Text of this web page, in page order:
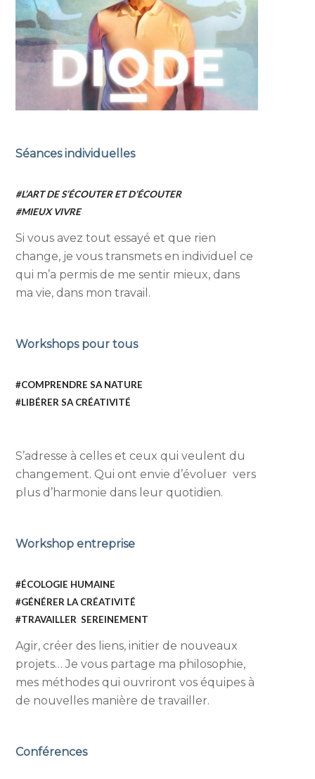
Séances individuelles
#L’ART DE S’ÉCOUTER ET D’ÉCOUTER
#MIEUX VIVRE
Si vous avez tout essayé et que rien
change, je vous transmets en individuel ce
qui m’a permis de me sentir mieux, dans
ma vie, dans mon travail.
Workshops pour tous
#COMPRENDRE SA NATURE
#LIBÉRER SA CRÉATIVITÉ
S’adresse à celles et ceux qui veulent du
changement. Qui ont envie d’évoluer vers
plus d’harmonie dans leur quotidien.
Workshop entreprise
#ÉCOLOGIE HUMAINE
#GÉNÉRER LA CRÉATIVITÉ
#TRAVAILLER SEREINEMENT
Agir, créer des liens, initier de nouveaux
projets… Je vous partage ma philosophie,
mes méthodes qui ouvriront vos équipes à
de nouvelles manière de travailler.
Conférences